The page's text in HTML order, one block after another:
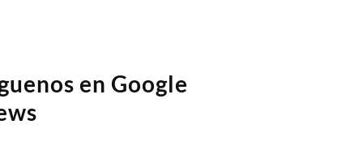
en Google